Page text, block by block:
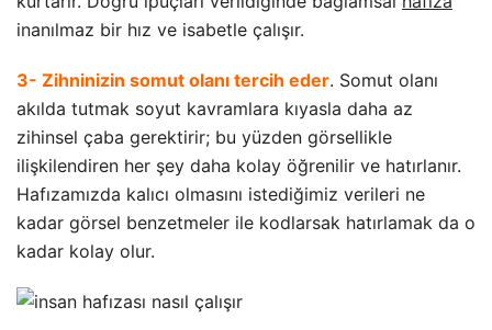
inanılmaz bir hız ve isabetle çalışır.
3- Zihninizin somut olanı tercih eder. Somut olanı
akılda tutmak soyut kavramlara kıyasla daha az
zihinsel çaba gerektirir; bu yüzden görsellikle
ilişkilendiren her şey daha kolay öğrenilir ve hatırlanır.
Hafızamızda kalıcı olmasını istediğimiz verileri ne
kadar görsel benzetmeler ile kodlarsak hatırlamak da o
kadar kolay olur.